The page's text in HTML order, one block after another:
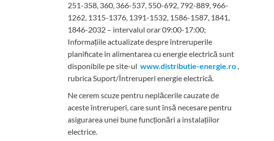
251-358, 360, 366-537, 550-692, 792-889, 966-
1262, 1315-1376, 1391-1532, 1586-1587, 1841,
1846-2032 – intervalul orar 09:00-17:00;
Informațiile actualizate despre întreruperile
planificate în alimentarea cu energie electrică sunt
disponibile pe site-ul www.distributie-energie.ro ,
rubrica Suport/Întreruperi energie electrică.
Ne cerem scuze pentru neplăcerile cauzate de
aceste întreruperi, care sunt însă necesare pentru
asigurarea unei bune funcționări a instalațiilor
electrice.